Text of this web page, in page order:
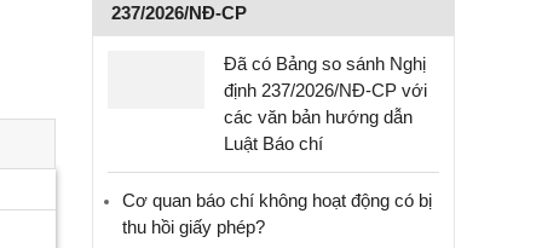
237/2026/NĐ-CP
Đã có Bảng so sánh Nghị
định 237/2026/NĐ-CP với
các văn bản hướng dẫn
Luật Báo chí
Cơ quan báo chí không hoạt động có bị
thu hồi giấy phép?